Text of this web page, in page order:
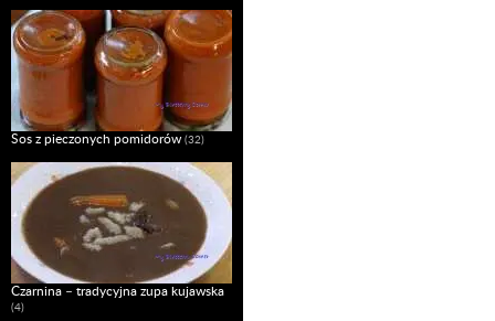
Sos z pieczonych pomidorów (32)
Czarnina – tradycyjna zupa kujawska
(4)